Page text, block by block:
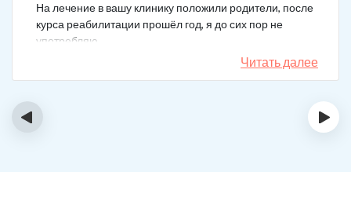
На лечение в вашу клинику положили родители, после
курса реабилитации прошёл год, я до сих пор не
употребляю.
Читать далее
‹ ›